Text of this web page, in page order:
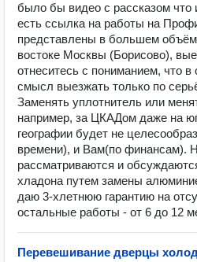
было бы видео с рассказом что
есть ссылка на работы на
представлены в большем
востоке Москвы (Борисово),
отнеситесь с пониманием, что
смысл выезжать только по
Заменять уплотнитель или
например, за ЦКАДом даже на
географии будет не
времени), и Вам(по финансам).
рассматриваются и
хладона путем замены
даю 3-хлетнюю гарантию на
остальные работы - от 6 до 12
Перевешивание дверцы